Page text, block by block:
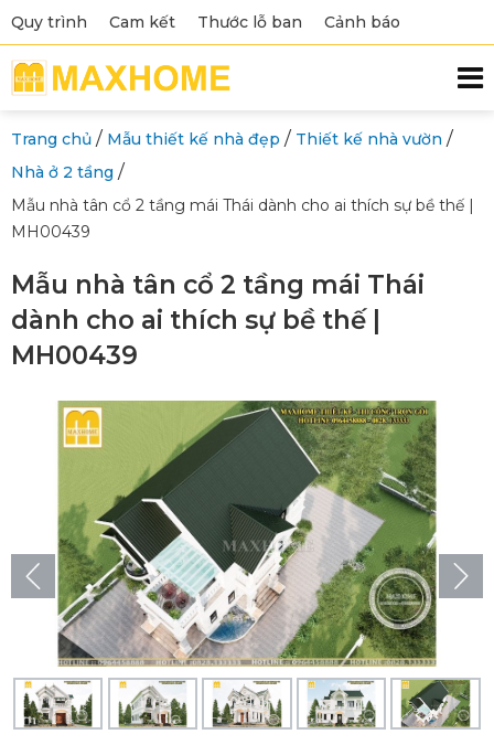
Quy trình Cam kết Thước lỗ ban Cảnh báo
Trang chủ / Mẫu thiết kế nhà đẹp / Thiết kế nhà vườn /
Nhà ở 2 tầng /
Mẫu nhà tân cổ 2 tầng mái Thái dành cho ai thích sự bề thế |
MH00439
Mẫu nhà tân cổ 2 tầng mái Thái
dành cho ai thích sự bề thế |
MH00439